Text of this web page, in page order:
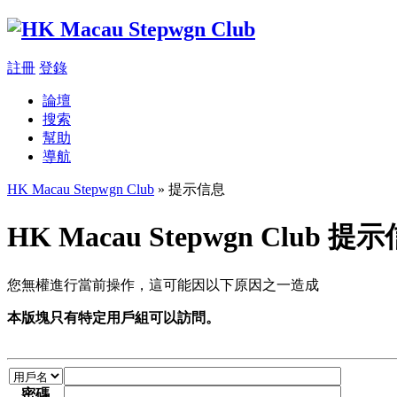
註冊 登錄
論壇
搜索
幫助
導航
HK Macau Stepwgn Club » 提示信息
HK Macau Stepwgn Club 提示
您無權進行當前操作，這可能因以下原因之一造成
本版塊只有特定用戶組可以訪問。
密碼